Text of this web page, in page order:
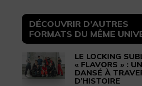
DÉCOUVRIR D’AUTRES
FORMATS DU MÊME
LE LOCKING
« FLAVORS » :
DANSÉ À
D’HISTOIRE